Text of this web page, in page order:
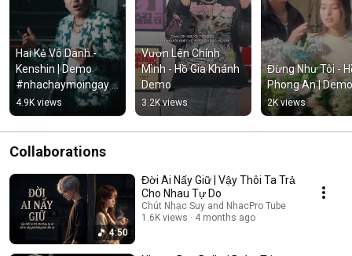
Hai Kẻ Vô Danh -
Kenshin | Demo
#nhachaymoingay
#tamtrang
4.9K views
Vươn Lên Chính
Mình - Hồ Gia Khánh
Demo
3.2K views
Đừng Như Tôi -
Phong An | Demo
2K views
Collaborations
4:50
Đời Ai Nấy Giữ | Vậy Thôi Ta Trả
Cho Nhau Tự Do
Chút Nhạc Suy and NhacPro Tube
1.6K views
4 months ago